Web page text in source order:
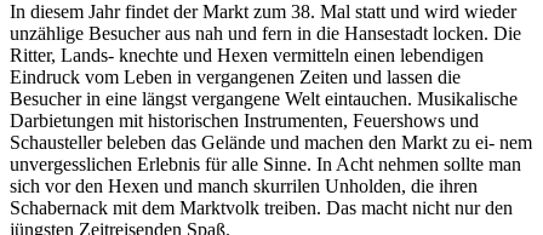
In diesem Jahr findet der Markt zum 38. Mal statt und wird wieder
unzählige Besucher aus nah und fern in die Hansestadt locken. Die
Ritter, Lands- knechte und Hexen vermitteln einen lebendigen
Eindruck vom Leben in vergangenen Zeiten und lassen die
Besucher in eine längst vergangene Welt eintauchen. Musikalische
Darbietungen mit historischen Instrumenten, Feuershows und
Schausteller beleben das Gelände und machen den Markt zu ei- nem
unvergesslichen Erlebnis für alle Sinne. In Acht nehmen sollte man
sich vor den Hexen und manch skurrilen Unholden, die ihren
Schabernack mit dem Marktvolk treiben. Das macht nicht nur den
jüngsten Zeitreisenden Spaß.